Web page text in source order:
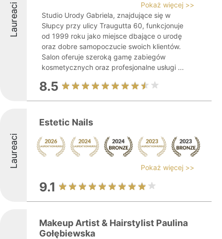
Laureaci
Pokaż więcej >>
Studio Urody Gabriela, znajdujące się w
Słupcy przy ulicy Traugutta 60, funkcjonuje
od 1999 roku jako miejsce dbające o urodę
oraz dobre samopoczucie swoich klientów.
Salon oferuje szeroką gamę zabiegów
kosmetycznych oraz profesjonalne usługi ...
8.5
Laureaci
Estetic Nails
Pokaż więcej >>
9.1
Makeup Artist & Hairstylist Paulina
Gołębiewska